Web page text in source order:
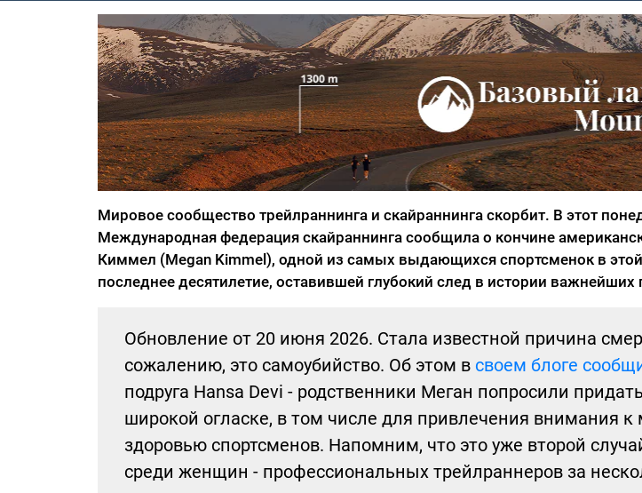
Мировое сообщество трейлраннинга и скайраннинга скорбит. В этот
Международная федерация скайраннинга сообщила о кончине
Киммел (Megan Kimmel), одной из самых выдающихся спортсменок в
последнее десятилетие, оставившей глубокий след в истории важнейших
Обновление от 20 июня 2026. Стала известной причина
сожалению, это самоубийство. Об этом в своем блоге
подруга Hansa Devi - родственники Меган попросили
широкой огласке, в том числе для привлечения внимания
здоровью спортсменов. Напомним, что это уже второй
среди женщин - профессиональных трейлраннеров за